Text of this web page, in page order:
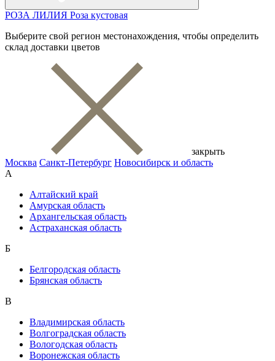
РОЗА ЛИЛИЯ Роза кустовая
Выберите свой регион местонахождения, чтобы определить
склад доставки цветов
закрыть
Москва Санкт-Петербург Новосибирск и область
А
Алтайский край
Амурская область
Архангельская область
Астраханская область
Б
Белгородская область
Брянская область
В
Владимирская область
Волгоградская область
Вологодская область
Воронежская область